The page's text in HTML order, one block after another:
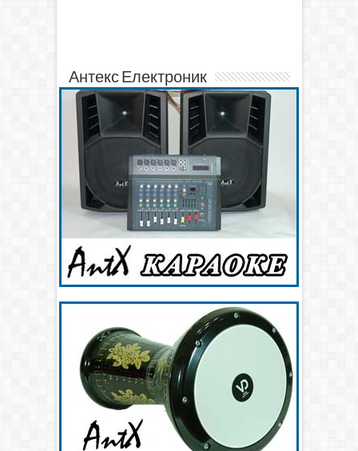
Антекс Електроник